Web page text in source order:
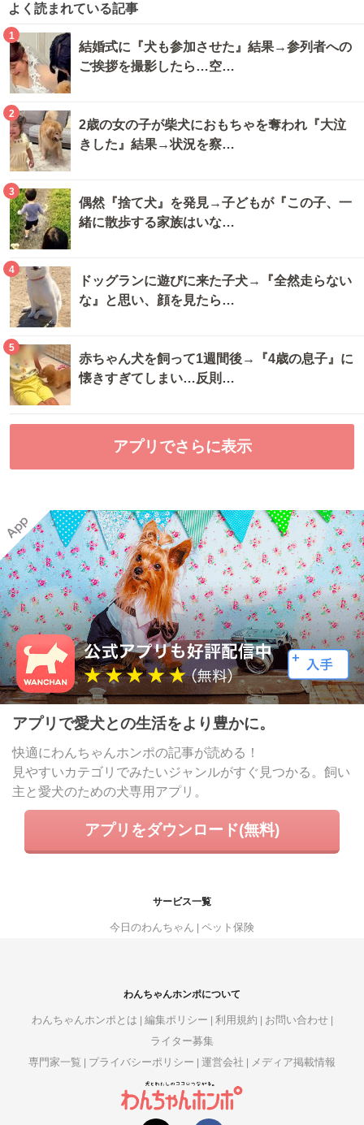
よく読まれている記事
1
結婚式に『犬も参加させた』結果→参列者への
ご挨拶を撮影したら…空…
2
2歳の女の子が柴犬におもちゃを奪われ『大泣
きした』結果→状況を察…
3
偶然『捨て犬』を発見→子どもが『この子、一
緒に散歩する家族はいな…
4
ドッグランに遊びに来た子犬→『全然走らない
な』と思い、顔を見たら…
5
赤ちゃん犬を飼って1週間後→『4歳の息子』に
懐きすぎてしまい…反則…
アプリでさらに表示
アプリで愛犬との生活をより豊かに。
快適にわんちゃんホンポの記事が読める！
見やすいカテゴリでみたいジャンルがすぐ見つかる。飼い
主と愛犬のための犬専用アプリ。
アプリをダウンロード(無料)
サービス一覧
今日のわんちゃん ペット保険
わんちゃんホンポについて
わんちゃんホンポとは 編集ポリシー 利用規約
お問い合わせ
ライター募集
専門家一覧
プライバシーポリシー 運営会社 メディア掲載情報